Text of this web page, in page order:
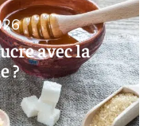
avec la
?